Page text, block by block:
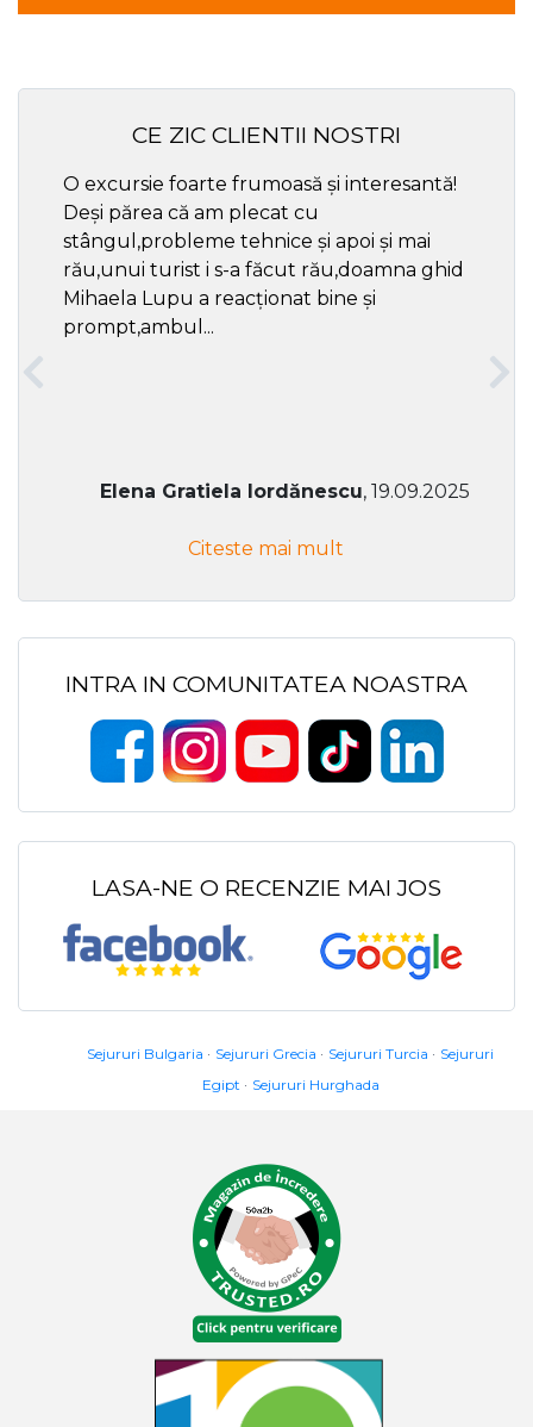
CE ZIC CLIENTII NOSTRI
O excursie foarte frumoasă și interesantă!
Deși părea că am plecat cu
stângul,probleme tehnice și apoi și mai
rău,unui turist i s-a făcut rău,doamna ghid
Mihaela Lupu a reacționat bine și
prompt,ambul...
Elena Gratiela Iordănescu, 19.09.2025
Citeste mai mult
INTRA IN COMUNITATEA NOASTRA
LASA-NE O RECENZIE MAI JOS
Sejururi Bulgaria Sejururi Grecia Sejururi Turcia
Sejururi
Egipt
Sejururi Hurghada